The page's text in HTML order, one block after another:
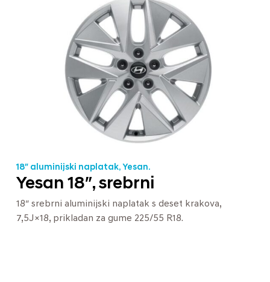
18″ aluminijski naplatak, Yesan.
Yesan 18″, srebrni
18″ srebrni aluminijski naplatak s deset krakova,
7,5J×18, prikladan za gume 225/55 R18.